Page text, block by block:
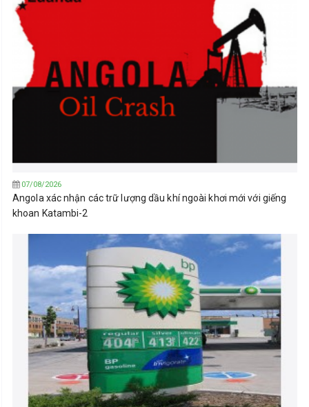
07/08/2026
Angola xác nhận các trữ lượng dầu khí ngoài khơi mới với giếng
khoan Katambi-2